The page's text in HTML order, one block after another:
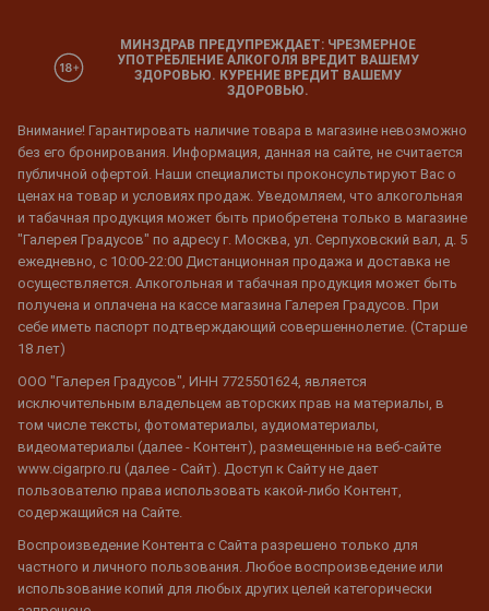
МИНЗДРАВ ПРЕДУПРЕЖДАЕТ: ЧРЕЗМЕРНОЕ
УПОТРЕБЛЕНИЕ АЛКОГОЛЯ ВРЕДИТ ВАШЕМУ
ЗДОРОВЬЮ. КУРЕНИЕ ВРЕДИТ ВАШЕМУ
ЗДОРОВЬЮ.
Внимание! Гарантировать наличие товара в магазине невозможно
без его бронирования. Информация, данная на сайте, не считается
публичной офертой. Наши специалисты проконсультируют Вас о
ценах на товар и условиях продаж. Уведомляем, что алкогольная
и табачная продукция может быть приобретена только в магазине
"Галерея Градусов" по адресу г. Москва, ул. Серпуховский вал, д. 5
ежедневно, с 10:00-22:00 Дистанционная продажа и доставка не
осуществляется. Алкогольная и табачная продукция может быть
получена и оплачена на кассе магазина Галерея Градусов. При
себе иметь паспорт подтверждающий совершеннолетие. (Старше
18 лет)
ООО "Галерея Градусов", ИНН 7725501624, является
исключительным владельцем авторских прав на материалы, в
том числе тексты, фотоматериалы, аудиоматериалы,
видеоматериалы (далее - Контент), размещенные на веб-сайте
www.cigarpro.ru (далее - Сайт). Доступ к Сайту не дает
пользователю права использовать какой-либо Контент,
содержащийся на Сайте.
Воспроизведение Контента с Сайта разрешено только для
частного и личного пользования. Любое воспроизведение или
использование копий для любых других целей категорически